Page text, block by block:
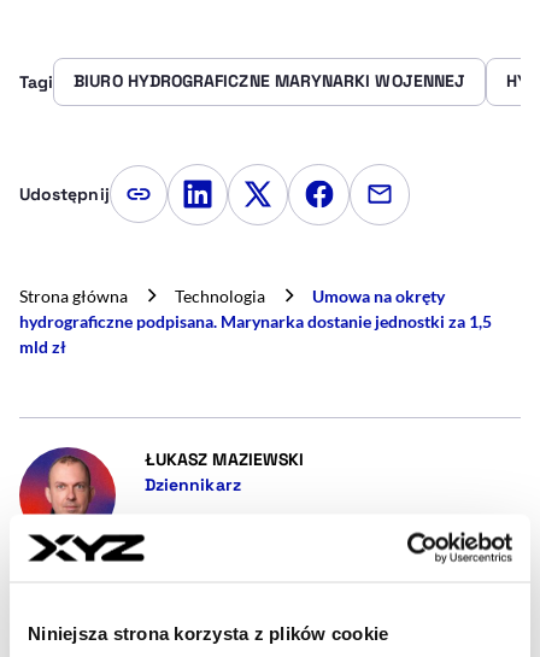
Niniejsza strona korzysta z plików cookie
Tagi BIURO HYDROGRAFICZNE MARYNARKI WOJENNEJ
Udostępnij Kopiuj link artykułu
Udostępnij na LinkedIn
Udostępnij na Twitterze
Udostępnij na
Udostępnij
Strona główna Technologia
Umowa na okręty
hydrograficzne podpisana. Marynarka dostanie jednostki za 1,5
mld zł
ŁUKASZ MAZIEWSKI
Dziennikarz
zainteresowany bezpieczeństwem wewnętrznym i
międzynarodowym. Piszę o wojsku, policji i
ochrony infrastruktury krytycznej i energetyce. W
dni meczowe Juventusu bywam nieznośny, lubię